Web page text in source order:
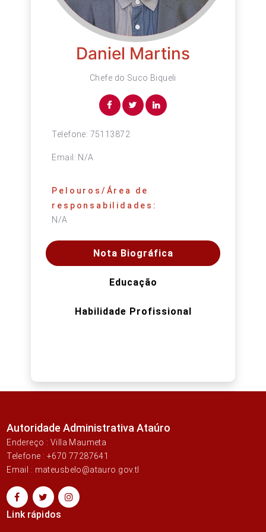
Daniel Martins
Chefe do Suco Biqueli
Telefone: 75113872
Email: N/A
Pelouros/Área de
responsabilidades:
N/A
Nota Biográfica
Educação
Habilidade Profissional
Autoridade Administrativa Ataúro
Endereço : Villa Maumeta
Telefone : +670 77287641
Email : mateusbelo@atauro.gov.tl
Link rápidos